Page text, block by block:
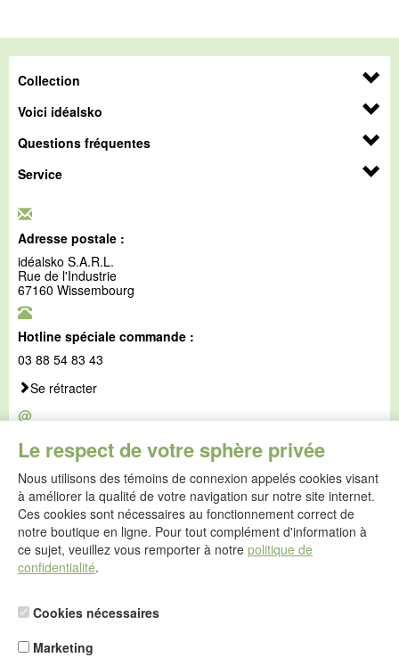
Le respect de votre sphère privée
Nous utilisons des témoins de connexion appelés cookies visant
à améliorer la qualité de votre navigation sur notre site internet.
Ces cookies sont nécessaires au fonctionnement correct de
notre boutique en ligne. Pour tout complément d'information à
ce sujet, veuillez vous remporter à notre politique de
confidentialité.
Cookies nécessaires
Marketing
Collection
Voici idéalsko
Questions fréquentes
Service
Adresse postale :
idéalsko S.A.R.L.
Rue de l'Industrie
67160 Wissembourg
Hotline spéciale commande :
03 88 54 83 43
Se rétracter
@
service@idealsko.fr
@
Formulaire de contact
Aller au formulaire de contact